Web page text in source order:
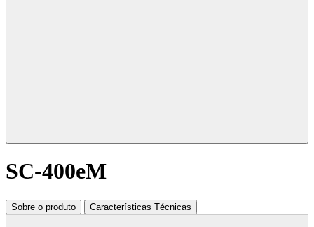
SC-400eM
Sobre o produto Características Técnicas